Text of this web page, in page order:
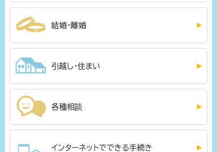
結婚・離婚
引越し・住まい
各種相談
インターネットでできる手続き